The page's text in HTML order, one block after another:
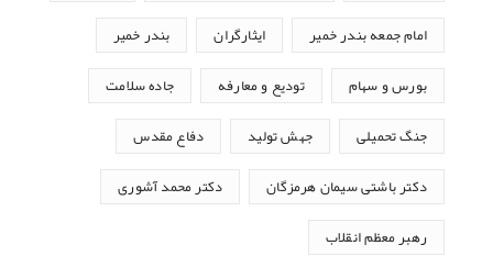
امام جمعه بندر خمیر ایثارگران بندر خمیر
بورس و سهام تودیع و معارفه جاده سلامت
جنگ تحمیلی جهش تولید دفاع مقدس
دکتر باشتی سیمان هرمزگان دکتر محمد آشوری
رهبر معظم انقلاب